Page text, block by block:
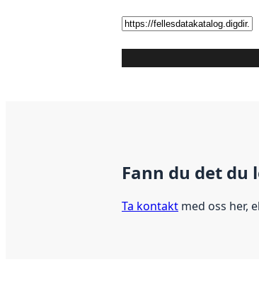
Fann du det du
Ta kontakt med oss her,